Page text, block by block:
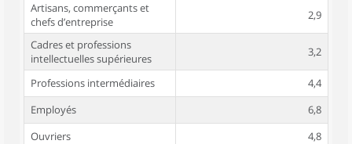
Artisans, commerçants et
chefs d’entreprise
2,9
Cadres et professions
intellectuelles supérieures
3,2
Professions intermédiaires
4,4
Employés
6,8
Ouvriers
4,8